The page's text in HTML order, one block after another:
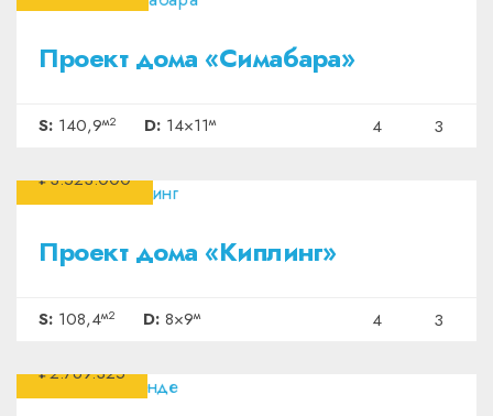
Проект дома «Симабара»
S: 140,9м2 D: 14×11м 4 3
₽3.523.000
Проект дома «Киплинг»
S: 108,4м2 D: 8×9м 4 3
₽2.769.325